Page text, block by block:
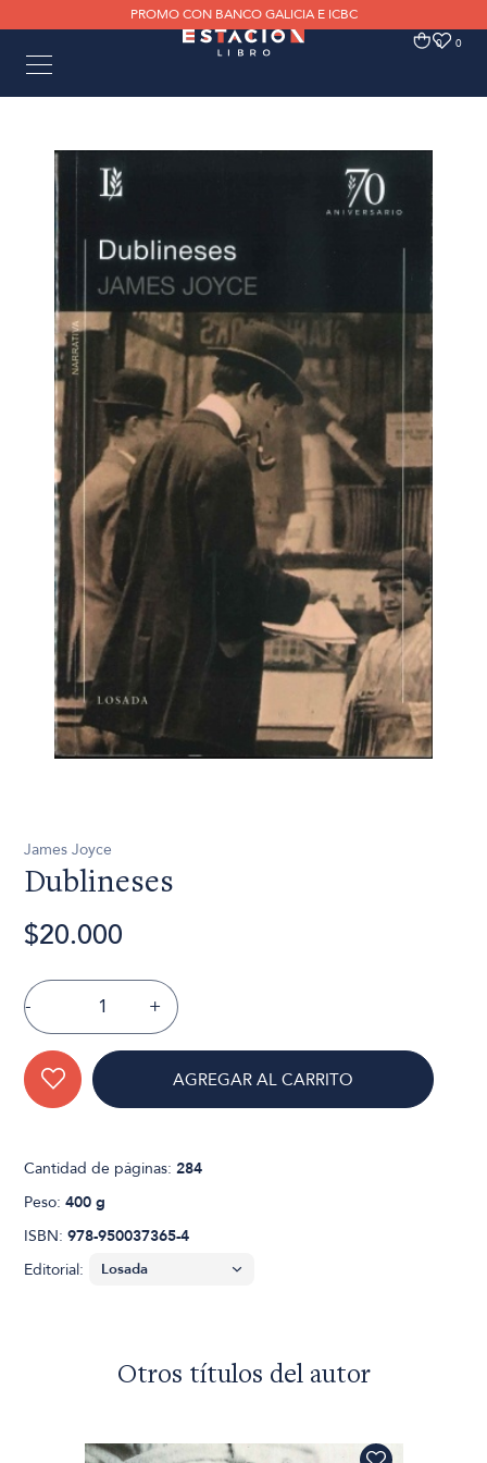
PROMO CON BANCO GALICIA E ICBC
0 0
James Joyce
Dublineses
$20.000
- +
AGREGAR AL CARRITO
Cantidad de páginas:284
Peso:400 g
ISBN:978-950037365-4
Editorial:
Otros títulos del autor